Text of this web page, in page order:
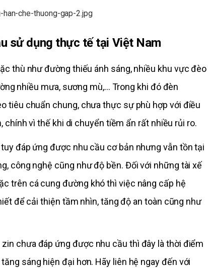
sử dụng thực tế tại Việt Nam
thù như đường thiếu ánh sáng, nhiều khu vực đèo
nhiều mưa, sương mù,... Trong khi đó đèn
tiêu chuẩn chung, chưa thực sự phù hợp với điều
chính vì thế khi di chuyển tiềm ẩn rất nhiều rủi ro.
đáp ứng được nhu cầu cơ bản nhưng vẫn tồn tại
công nghệ cũng như độ bền. Đối với những tài xế
trên cá cung đường khó thì việc nâng cấp hệ
để cải thiện tầm nhìn, tăng độ an toàn cũng như
chưa đáp ứng được nhu cầu thì đây là thời điểm
sáng hiện đại hơn. Hãy liên hệ ngay đến với